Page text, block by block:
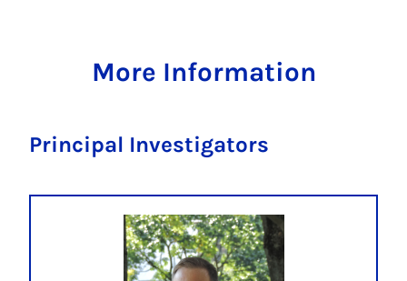
More Information
Principal Investigators